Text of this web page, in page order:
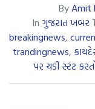
ByAmit
In ગુજરાત ખબર
breakingnews,
trandingnews,
પર ચડી સ્ટંટ